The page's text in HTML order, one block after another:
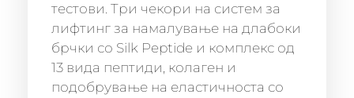
тестови. Три чекори на систем за
лифтинг за намалување на длабоки
брчки со Silk Peptide и комплекс од
13 вида пептиди, колаген и
подобрување на еластичноста со